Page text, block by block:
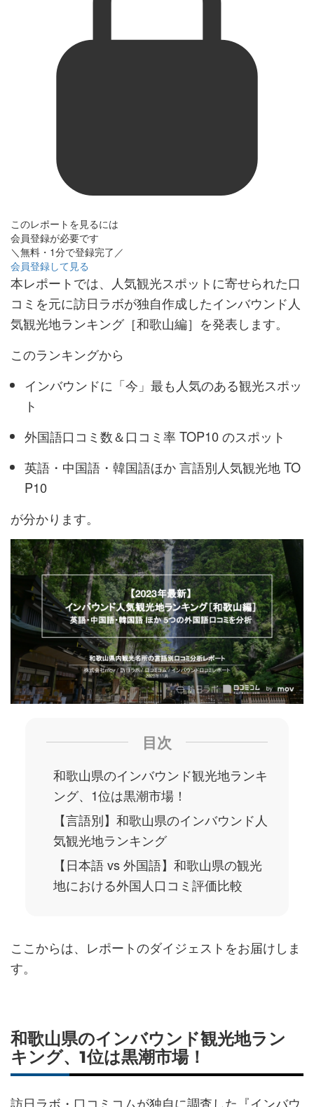
このレポートを見るには
会員登録が必要です
＼無料・1分で登録完了／
会員登録して見る
本レポートでは、人気観光スポットに寄せられた口
コミを元に訪日ラボが独自作成したインバウンド人
気観光地ランキング［和歌山編］を発表します。
このランキングから
インバウンドに「今」最も人気のある観光スポッ
ト
外国語口コミ数＆口コミ率 TOP10 のスポット
英語・中国語・韓国語ほか 言語別人気観光地 TO
P10
が分かります。
目次
和歌山県のインバウンド観光地ランキ
ング、1位は黒潮市場！
【言語別】和歌山県のインバウンド人
気観光地ランキング
【日本語 vs 外国語】和歌山県の観光
地における外国人口コミ評価比較
ここからは、レポートのダイジェストをお届けしま
す。
和歌山県のインバウンド観光地ラン
キング、1位は黒潮市場！
訪日ラボ・口コミコムが独自に調査した『インバウ